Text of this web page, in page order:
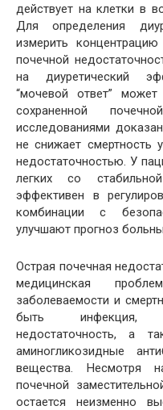
действует на клетки в
Для определения
измерить
почечной
на диуретический
“мочевой ответ” может
сохраненной
исследованиями
не снижает смертность
недостаточностью. У
легких со
эффективен в
комбинации с
улучшают прогноз
Острая почечная
медицинская
заболеваемости и
быть инфекция,
недостаточность, а
аминогликозидные
вещества. Несмотря
почечной
остается неизменно